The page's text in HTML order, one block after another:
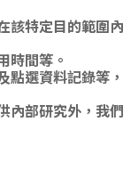
該特定目的範圍
時間等。
點選資料記錄等
內部研究外，我